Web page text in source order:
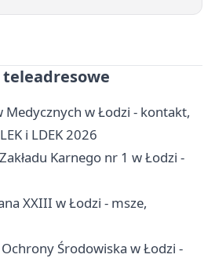
w Łodzi - kontakt,
i LDEK 2026
Karnego nr 1 w Łodzi -
XXIII w Łodzi - msze,
Środowiska w Łodzi -